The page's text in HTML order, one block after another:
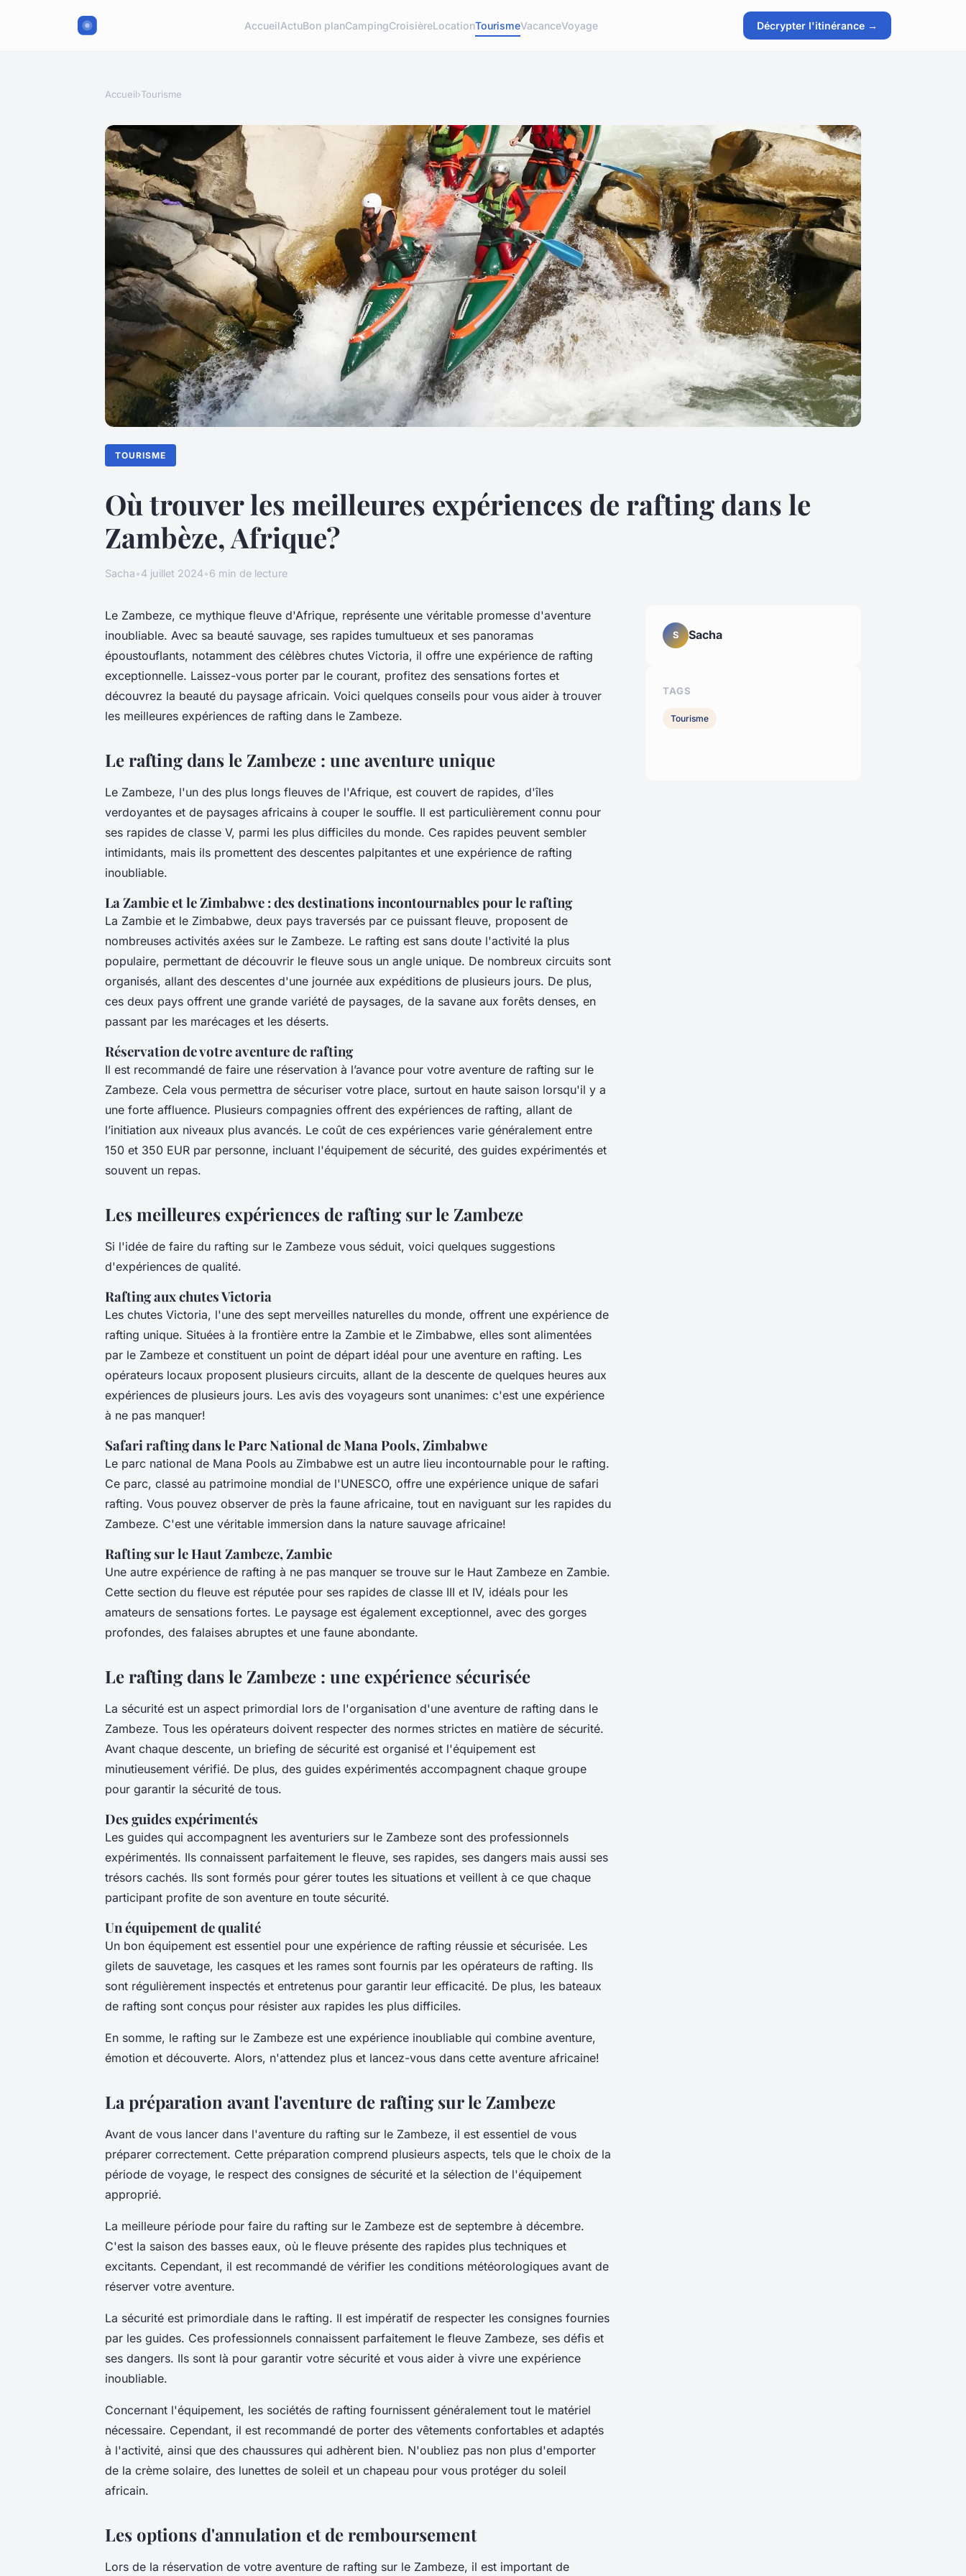
AccueilActuBon planCampingCroisièreLocationTourismeVacanceVoyage Décrypter l'itinérance →
Accueil›Tourisme
TOURISME
Où trouver les meilleures expériences de rafting dans le
Zambèze, Afrique?
Sacha•4 juillet 2024•6 min de lecture
Le Zambeze, ce mythique fleuve d'Afrique, représente une véritable promesse d'aventure
inoubliable. Avec sa beauté sauvage, ses rapides tumultueux et ses panoramas
époustouflants, notamment des célèbres chutes Victoria, il offre une expérience de rafting
exceptionnelle. Laissez-vous porter par le courant, profitez des sensations fortes et
découvrez la beauté du paysage africain. Voici quelques conseils pour vous aider à trouver
les meilleures expériences de rafting dans le Zambeze.
Le rafting dans le Zambeze : une aventure unique
Le Zambeze, l'un des plus longs fleuves de l'Afrique, est couvert de rapides, d'îles
verdoyantes et de paysages africains à couper le souffle. Il est particulièrement connu pour
ses rapides de classe V, parmi les plus difficiles du monde. Ces rapides peuvent sembler
intimidants, mais ils promettent des descentes palpitantes et une expérience de rafting
inoubliable.
La Zambie et le Zimbabwe : des destinations incontournables pour le rafting
La Zambie et le Zimbabwe, deux pays traversés par ce puissant fleuve, proposent de
nombreuses activités axées sur le Zambeze. Le rafting est sans doute l'activité la plus
populaire, permettant de découvrir le fleuve sous un angle unique. De nombreux circuits sont
organisés, allant des descentes d'une journée aux expéditions de plusieurs jours. De plus,
ces deux pays offrent une grande variété de paysages, de la savane aux forêts denses, en
passant par les marécages et les déserts.
Réservation de votre aventure de rafting
Il est recommandé de faire une réservation à l’avance pour votre aventure de rafting sur le
Zambeze. Cela vous permettra de sécuriser votre place, surtout en haute saison lorsqu'il y a
une forte affluence. Plusieurs compagnies offrent des expériences de rafting, allant de
l’initiation aux niveaux plus avancés. Le coût de ces expériences varie généralement entre
150 et 350 EUR par personne, incluant l'équipement de sécurité, des guides expérimentés et
souvent un repas.
Les meilleures expériences de rafting sur le Zambeze
Si l'idée de faire du rafting sur le Zambeze vous séduit, voici quelques suggestions
d'expériences de qualité.
Rafting aux chutes Victoria
Les chutes Victoria, l'une des sept merveilles naturelles du monde, offrent une expérience de
rafting unique. Situées à la frontière entre la Zambie et le Zimbabwe, elles sont alimentées
par le Zambeze et constituent un point de départ idéal pour une aventure en rafting. Les
opérateurs locaux proposent plusieurs circuits, allant de la descente de quelques heures aux
expériences de plusieurs jours. Les avis des voyageurs sont unanimes: c'est une expérience
à ne pas manquer!
Safari rafting dans le Parc National de Mana Pools, Zimbabwe
Le parc national de Mana Pools au Zimbabwe est un autre lieu incontournable pour le rafting.
Ce parc, classé au patrimoine mondial de l'UNESCO, offre une expérience unique de safari
rafting. Vous pouvez observer de près la faune africaine, tout en naviguant sur les rapides du
Zambeze. C'est une véritable immersion dans la nature sauvage africaine!
Rafting sur le Haut Zambeze, Zambie
Une autre expérience de rafting à ne pas manquer se trouve sur le Haut Zambeze en Zambie.
Cette section du fleuve est réputée pour ses rapides de classe III et IV, idéals pour les
amateurs de sensations fortes. Le paysage est également exceptionnel, avec des gorges
profondes, des falaises abruptes et une faune abondante.
Le rafting dans le Zambeze : une expérience sécurisée
La sécurité est un aspect primordial lors de l'organisation d'une aventure de rafting dans le
Zambeze. Tous les opérateurs doivent respecter des normes strictes en matière de sécurité.
Avant chaque descente, un briefing de sécurité est organisé et l'équipement est
minutieusement vérifié. De plus, des guides expérimentés accompagnent chaque groupe
pour garantir la sécurité de tous.
Des guides expérimentés
Les guides qui accompagnent les aventuriers sur le Zambeze sont des professionnels
expérimentés. Ils connaissent parfaitement le fleuve, ses rapides, ses dangers mais aussi ses
trésors cachés. Ils sont formés pour gérer toutes les situations et veillent à ce que chaque
participant profite de son aventure en toute sécurité.
Un équipement de qualité
Un bon équipement est essentiel pour une expérience de rafting réussie et sécurisée. Les
gilets de sauvetage, les casques et les rames sont fournis par les opérateurs de rafting. Ils
sont régulièrement inspectés et entretenus pour garantir leur efficacité. De plus, les bateaux
de rafting sont conçus pour résister aux rapides les plus difficiles.
En somme, le rafting sur le Zambeze est une expérience inoubliable qui combine aventure,
émotion et découverte. Alors, n'attendez plus et lancez-vous dans cette aventure africaine!
La préparation avant l'aventure de rafting sur le Zambeze
Avant de vous lancer dans l'aventure du rafting sur le Zambeze, il est essentiel de vous
préparer correctement. Cette préparation comprend plusieurs aspects, tels que le choix de la
période de voyage, le respect des consignes de sécurité et la sélection de l'équipement
approprié.
La meilleure période pour faire du rafting sur le Zambeze est de septembre à décembre.
C'est la saison des basses eaux, où le fleuve présente des rapides plus techniques et
excitants. Cependant, il est recommandé de vérifier les conditions météorologiques avant de
réserver votre aventure.
La sécurité est primordiale dans le rafting. Il est impératif de respecter les consignes fournies
par les guides. Ces professionnels connaissent parfaitement le fleuve Zambeze, ses défis et
ses dangers. Ils sont là pour garantir votre sécurité et vous aider à vivre une expérience
inoubliable.
Concernant l'équipement, les sociétés de rafting fournissent généralement tout le matériel
nécessaire. Cependant, il est recommandé de porter des vêtements confortables et adaptés
à l'activité, ainsi que des chaussures qui adhèrent bien. N'oubliez pas non plus d'emporter
de la crème solaire, des lunettes de soleil et un chapeau pour vous protéger du soleil
africain.
Les options d'annulation et de remboursement
Lors de la réservation de votre aventure de rafting sur le Zambeze, il est important de
S Sacha
TAGS
Tourisme